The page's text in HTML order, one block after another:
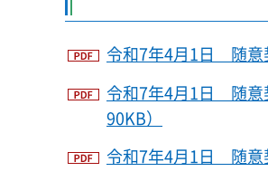
令和7年4月1日 随意
令和7年4月1日 随意
90KB）
令和7年4月1日 随意